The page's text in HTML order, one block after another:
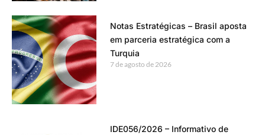
Notas Estratégicas – Brasil aposta
em parceria estratégica com a
Turquia
7 de agosto de 2026
IDE056/2026 – Informativo de